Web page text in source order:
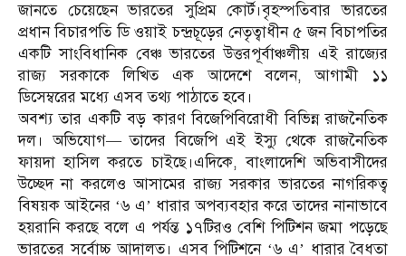
জানতে চেয়েছেন ভারতের সুপ্রিম কোর্ট।বৃহস্পতিবার ভারতের
প্রধান বিচারপতি ডি ওয়াই চন্দ্রচূড়ের নেতৃত্বাধীন ৫ জন বিচাপতির
একটি সাংবিধানিক বেঞ্চ ভারতের উত্তরপূর্বাঞ্চলীয় এই রাজ্যের
রাজ্য সরকাকে লিখিত এক আদেশে বলেন, আগামী ১১
ডিসেম্বরের মধ্যে এসব তথ্য পাঠাতে হবে।
অবশ্য তার একটি বড় কারণ বিজেপিবিরোধী বিভিন্ন রাজনৈতিক
দল। অভিযোগ— তাদের বিজেপি এই ইস্যু থেকে রাজনৈতিক
ফায়দা হাসিল করতে চাইছে।এদিকে, বাংলাদেশি অভিবাসীদের
উচ্ছেদ না করলেও আসামের রাজ্য সরকার ভারতের নাগরিকত্ব
বিষয়ক আইনের ‘৬ এ’ ধারার অপব্যবহার করে তাদের নানাভাবে
হয়রানি করছে বলে এ পর্যন্ত ১৭টিরও বেশি পিটিশন জমা পড়েছে
ভারতের সর্বোচ্চ আদালত। এসব পিটিশনে ‘৬ এ’ ধারার বৈধতা